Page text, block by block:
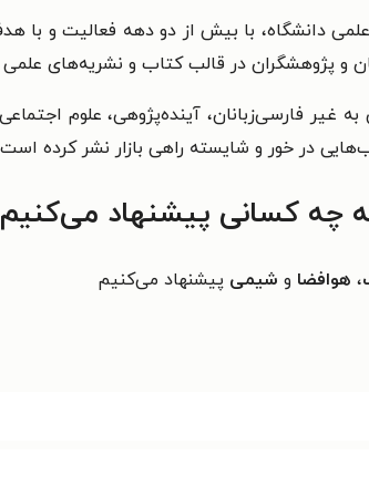
علمی دانشگاه، با بیش از دو دهه فعالیت و
و پژوهشگران در قالب کتاب و نشریه‌های
فارسی‌زبانان، آینده‌پژوهی، علوم اجتماعی
در خور و شایسته راهی بازار نشر کرده
چه کسانی پیشنهاد می‌کنیم
، هوافضا و شیمی پیشنهاد می‌کنیم